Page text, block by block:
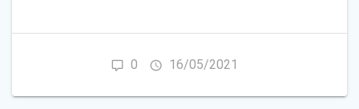
0 16/05/2021